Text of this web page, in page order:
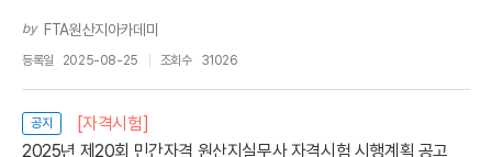
by FTA원산지아카데미
등록일 2025-08-25 조회수 31026
공지
[자격시험]
2025년 제20회 민간자격 원산지실무사 자격시험 시행계획 공고